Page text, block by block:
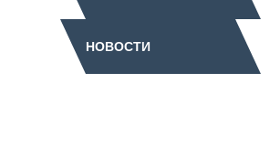
НОВОСТИ